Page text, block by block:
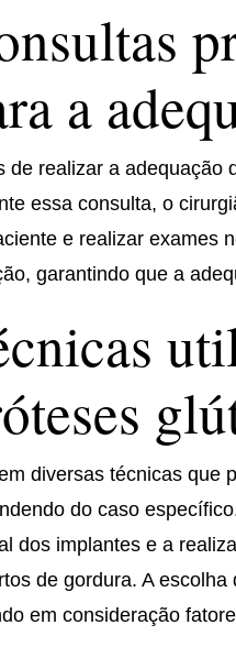
a
de realizar a adequação
essa consulta, o
e realizar exames
garantindo que a
diversas técnicas que
do caso
dos implantes e a
de gordura. A
em consideração